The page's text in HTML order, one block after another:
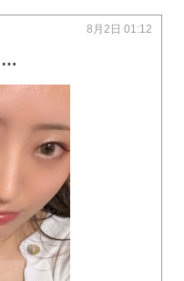
おやすみょんみょん(:3 _ )=
8月2日 01:12